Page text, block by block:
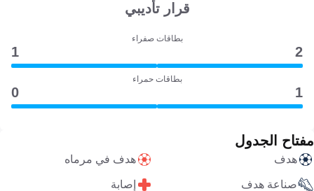
قرار تأديبي
بطاقات صفراء
2
1
بطاقات حمراء
1
0
مفتاح الجدول
هدف هدف في مرماه
صناعة هدف إصابة